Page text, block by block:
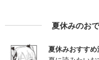
夏休みのお
夏休みおすすめ